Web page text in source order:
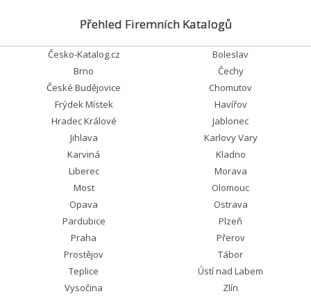
Přehled Firemních Katalogů
Česko-Katalog.cz
Boleslav
Brno
Čechy
České Budějovice
Chomutov
Frýdek Místek
Havířov
Hradec Králové
Jablonec
Jihlava
Karlovy Vary
Karviná
Kladno
Liberec
Morava
Most
Olomouc
Opava
Ostrava
Pardubice
Plzeň
Praha
Přerov
Prostějov
Tábor
Teplice
Ústí nad Labem
Vysočina
Zlín